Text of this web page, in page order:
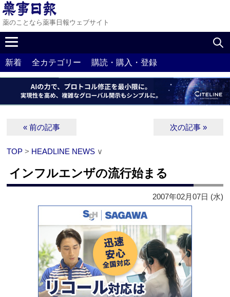
薬のことなら薬事日報ウェブサイト
新着 全カテゴリー 購読・購入・登録
« 前の記事 次の記事 »
TOP > HEADLINE NEWS ∨
インフルエンザの流行始まる
2007年02月07日 (水)